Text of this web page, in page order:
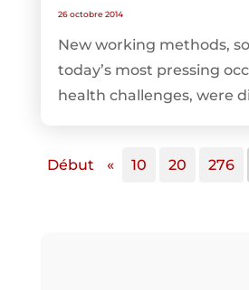
26 octobre 2014
New working methods,
today’s most pressing
health challenges, were
Début « 10 20 276